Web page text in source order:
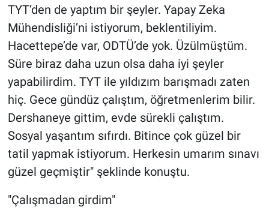
TYT’den de yaptım bir şeyler. Yapay Zeka
Mühendisliği’ni istiyorum, beklentiliyim.
Hacettepe’de var, ODTÜ’de yok. Üzülmüştüm.
Süre biraz daha uzun olsa daha iyi şeyler
yapabilirdim. TYT ile yıldızım barışmadı zaten
hiç. Gece gündüz çalıştım, öğretmenlerim bilir.
Dershaneye gittim, evde sürekli çalıştım.
Sosyal yaşantım sıfırdı. Bitince çok güzel bir
tatil yapmak istiyorum. Herkesin umarım sınavı
güzel geçmiştir" şeklinde konuştu.
"Çalışmadan girdim"